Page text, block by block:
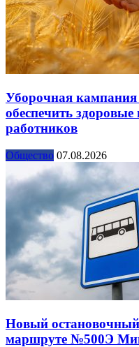
Уборочная
обеспечить здоровые
работников
Общество 07.08.2026
Новый
маршруте №500Э